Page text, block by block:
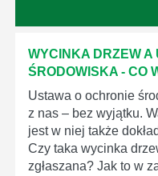
WYCINKA DRZEW A
ŚRODOWISKA - CO
Ustawa o ochronie
z nas – bez wyjątku.
jest w niej także
Czy taka wycinka
zgłaszana? Jak to w